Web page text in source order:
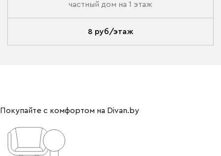
частный дом на 1 этаж
8 руб/этаж
Покупайте с комфортом на Divan.by